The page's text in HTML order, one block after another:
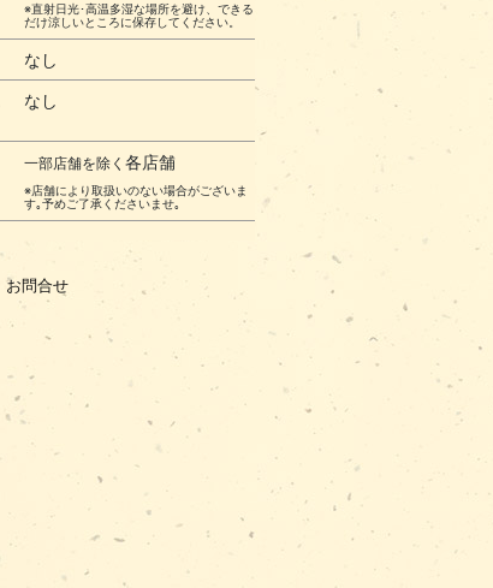
※直射日光･高温多湿な場所を避け、できる
だけ涼しいところに保存してください。
なし
なし
一部店舗を除く各店舗
※店舗により取扱いのない場合がございま
す｡予めご了承くださいませ｡
お問合せ